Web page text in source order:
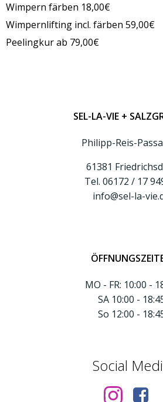
Wimpern färben 18,00€
Wimpernlifting incl. färben 59,00€
Peelingkur ab 79,00€
SEL-LA-VIE +
Philipp-Reis-
61381
Tel. 06172 / 17
info@sel-la-
MO - FR: 10:00 -
SA 10:00 -
So 12:00 -
Social